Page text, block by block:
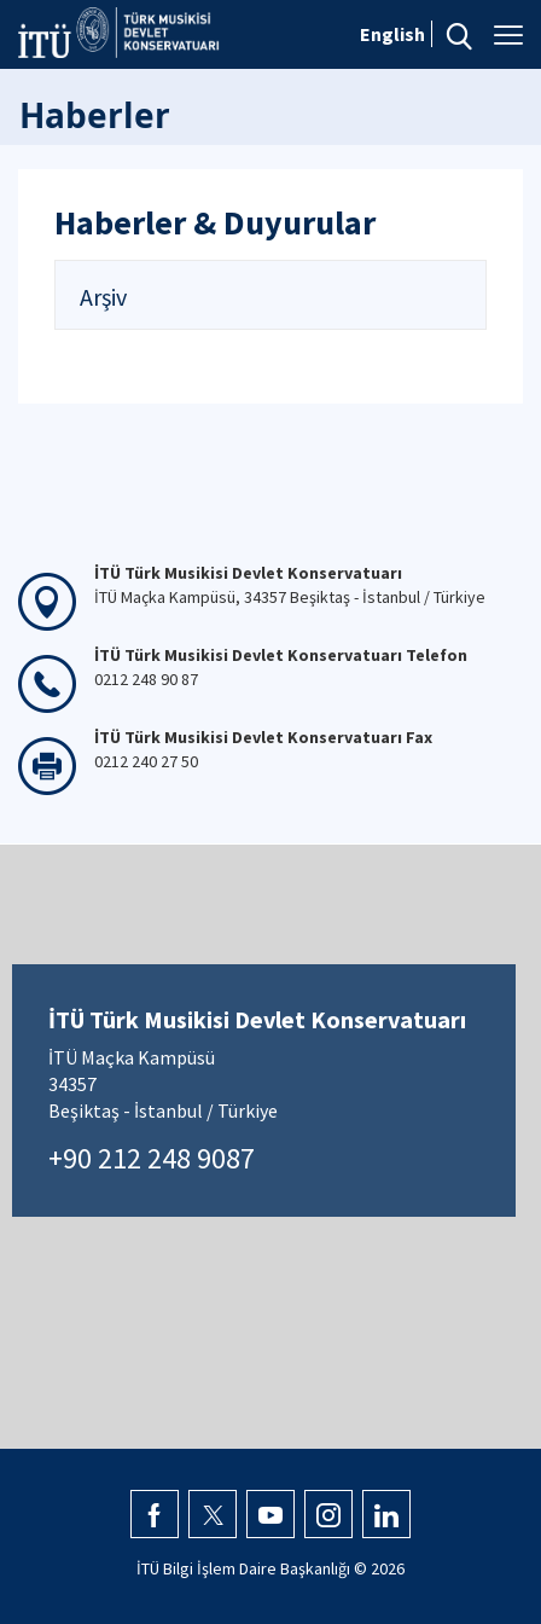
English
Haberler
Haberler & Duyurular
Arşiv
İTÜ Türk Musikisi Devlet Konservatuarı
İTÜ Maçka Kampüsü, 34357 Beşiktaş - İstanbul / Türkiye
İTÜ Türk Musikisi Devlet Konservatuarı Telefon
0212 248 90 87
İTÜ Türk Musikisi Devlet Konservatuarı Fax
0212 240 27 50
İTÜ Türk Musikisi Devlet Konservatuarı
İTÜ Maçka Kampüsü
34357
Beşiktaş - İstanbul / Türkiye
+90 212 248 9087
İTÜ Bilgi İşlem Daire Başkanlığı © 2026